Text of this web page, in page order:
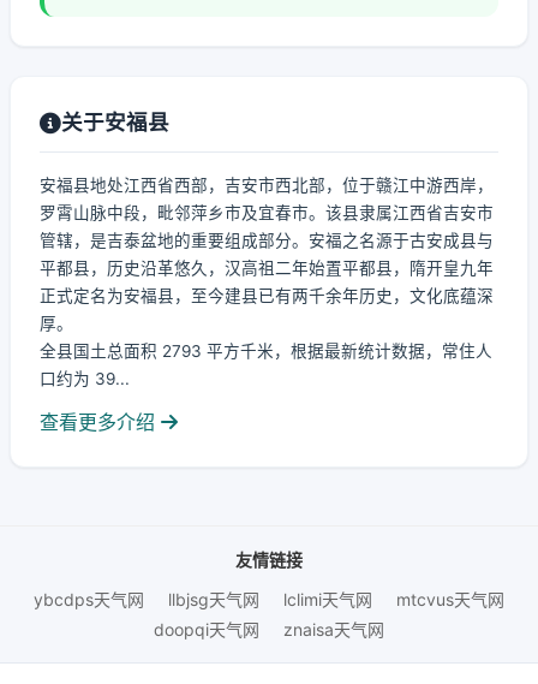
关于安福县
安福县地处江西省西部，吉安市西北部，位于赣江中游西岸，
罗霄山脉中段，毗邻萍乡市及宜春市。该县隶属江西省吉安市
管辖，是吉泰盆地的重要组成部分。安福之名源于古安成县与
平都县，历史沿革悠久，汉高祖二年始置平都县，隋开皇九年
正式定名为安福县，至今建县已有两千余年历史，文化底蕴深
厚。
全县国土总面积 2793 平方千米，根据最新统计数据，常住人
口约为 39...
查看更多介绍
友情链接
ybcdps天气网
llbjsg天气网 lclimi天气网
mtcvus天气网
doopqi天气网
znaisa天气网